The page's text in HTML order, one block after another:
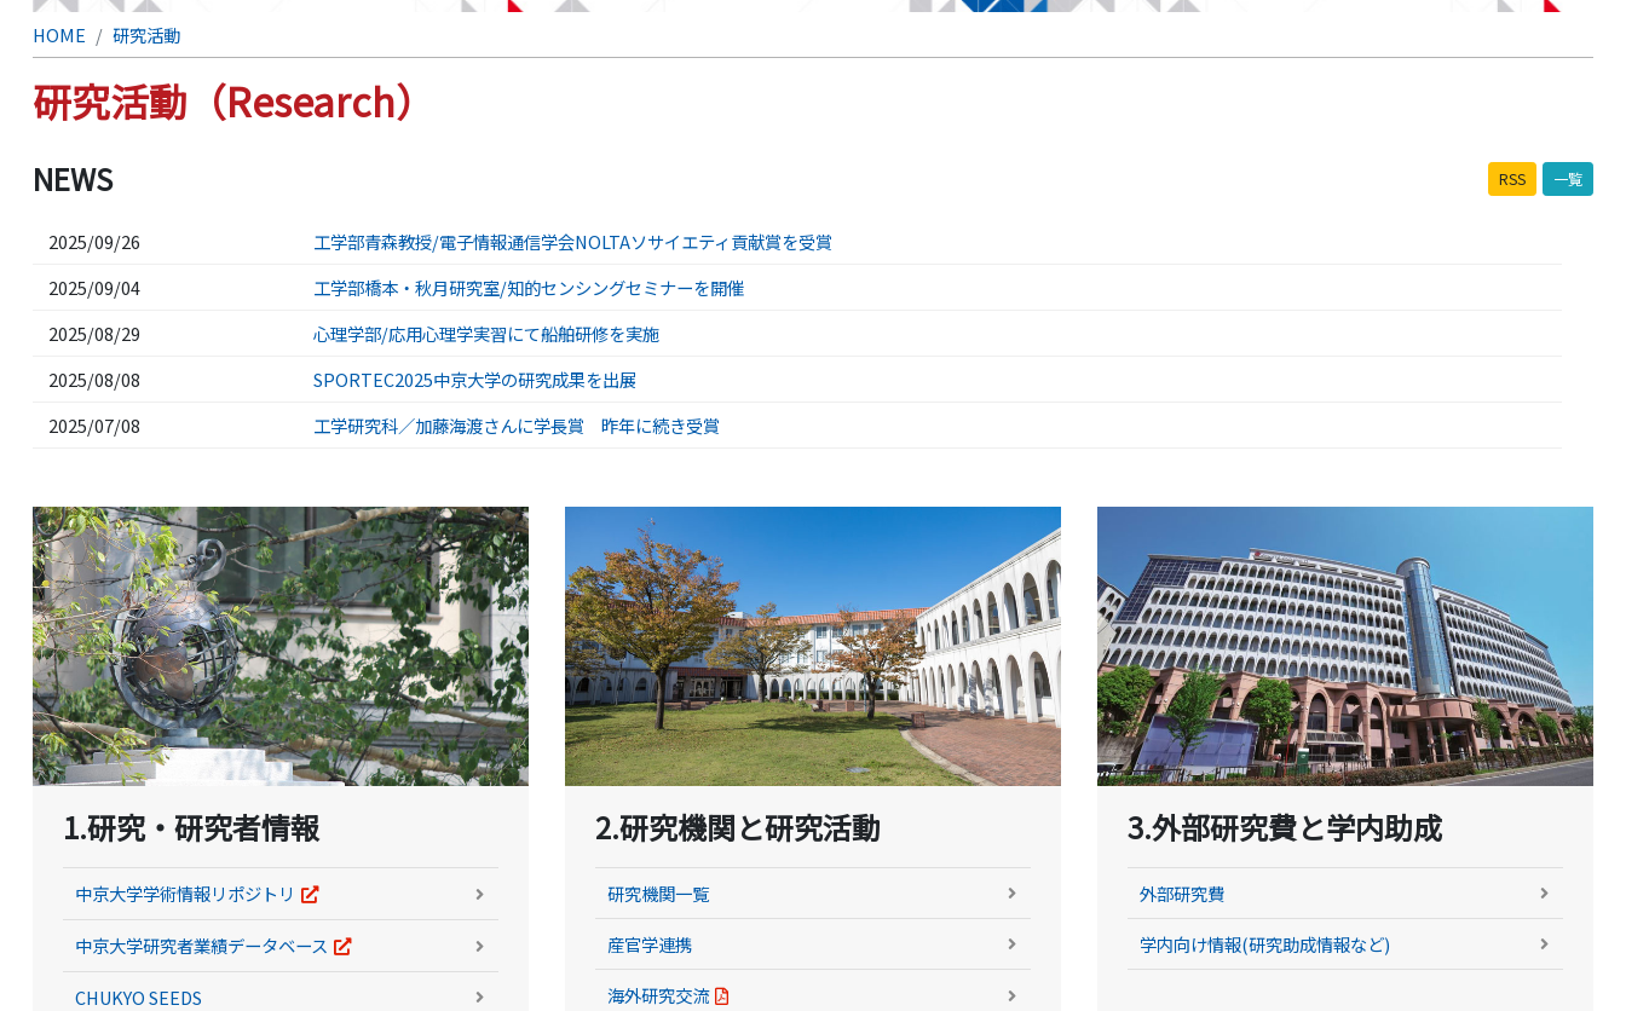
HOME 研究活動
研究活動（Research）
NEWS RSS 一覧
2025/09/26
工学部青森教授/電子情報通信学会NOLTAソサイエティ貢献賞を受賞
2025/09/04
工学部橋本・秋月研究室/知的センシングセミナーを開催
2025/08/29
心理学部/応用心理学実習にて船舶研修を実施
2025/08/08
SPORTEC2025中京大学の研究成果を出展
2025/07/08
工学研究科／加藤海渡さんに学長賞 昨年に続き受賞
1.研究・研究者情報
中京大学学術情報リポジトリ
中京大学研究者業績データベース
CHUKYO SEEDS
2.研究機関と研究活動
研究機関一覧
産官学連携
海外研究交流
3.外部研究費と学内助成
外部研究費
学内向け情報(研究助成情報など)